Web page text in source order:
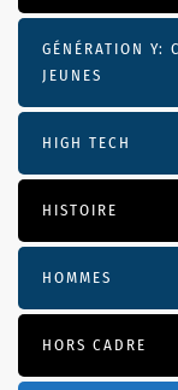
GÉNÉRATION Y:
JEUNES
HIGH TECH
HISTOIRE
HOMMES
HORS CADRE